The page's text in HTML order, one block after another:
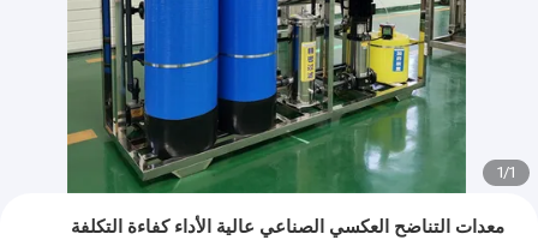
1
/
1
معدات التناضح العكسي الصناعي عالية الأداء كفاءة التكلفة